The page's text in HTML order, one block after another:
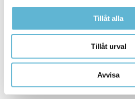
Tillåt alla
Tillåt urval
Avvisa
www.bromolla.se
Växel: 0456-82 20 00